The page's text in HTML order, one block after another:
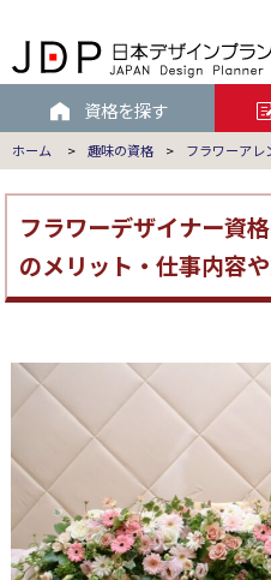
資格を探す
ホーム > 趣味の資格 > フラワーアレ
フラワーデザイナー資
のメリット・仕事内容